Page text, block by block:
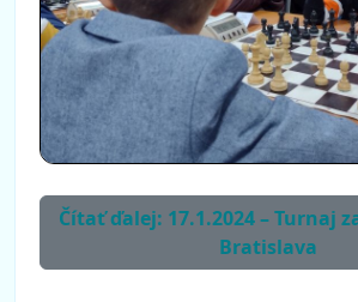
Čítať ďalej: 17.1.2024 – Turnaj
Bratislava